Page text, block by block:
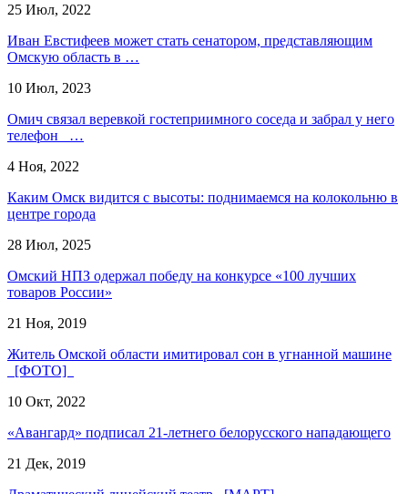
25 Июл, 2022
Иван Евстифеев может стать сенатором, представляющим
Омскую область в …
10 Июл, 2023
Омич связал веревкой гостеприимного соседа и забрал у него
телефон …
4 Ноя, 2022
Каким Омск видится с высоты: поднимаемся на колокольню в
центре города
28 Июл, 2025
Омский НПЗ одержал победу на конкурсе «100 лучших
товаров России»
21 Ноя, 2019
Житель Омской области имитировал сон в угнанной машине
[ФОТО]
10 Окт, 2022
«Авангард» подписал 21-летнего белорусского нападающего
21 Дек, 2019